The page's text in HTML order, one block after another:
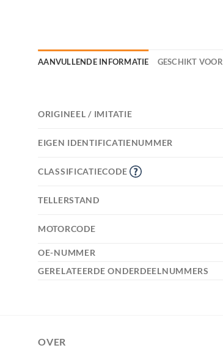
AANVULLENDE INFORMATIE GESCHIKT VOOR
ORIGINEEL / IMITATIE
EIGEN IDENTIFICATIENUMMER
CLASSIFICATIECODE
TELLERSTAND
MOTORCODE
OE-NUMMER
GERELATEERDE ONDERDEELNUMMERS
OVER